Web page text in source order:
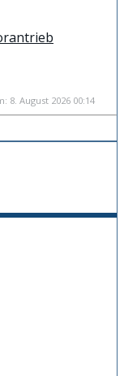
8. August 2026 00:14